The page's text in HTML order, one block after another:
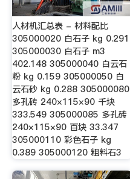
人材机汇总表 - 材料配比
305000020 白石子 kg 0.291
305000030 白石子 m3
402.148 305000040 白云石
粉 kg 0.159 305000050 白
云石砂 kg 0.288 305000080
多孔砖 240×115×90 千块
333.549 305000085 多孔砖
240×115×90 百块 33.347
305000110 彩色石子 kg
0.389 305000120 粗料石3